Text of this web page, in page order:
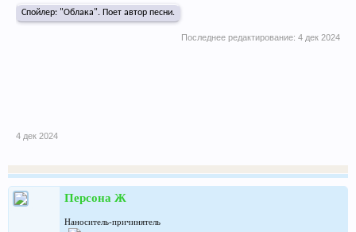
Спойлер: "Облака". Поет автор песни.
Последнее редактирование: 4 дек 2024
4 дек 2024
Персона Ж
Наноситель-причинятель